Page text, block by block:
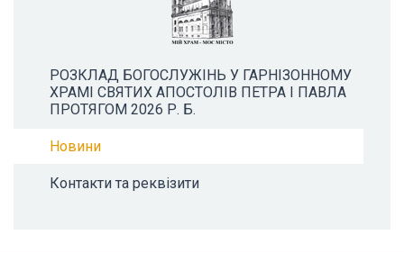
РОЗКЛАД БОГОСЛУЖІНЬ У ГАРНІЗОННОМУ
ХРАМІ СВЯТИХ АПОСТОЛІВ ПЕТРА І ПАВЛА
ПРОТЯГОМ 2026 Р. Б.
Новини
Контакти та реквізити